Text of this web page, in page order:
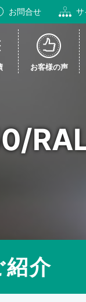
お問合せ サ
お客様の声
介